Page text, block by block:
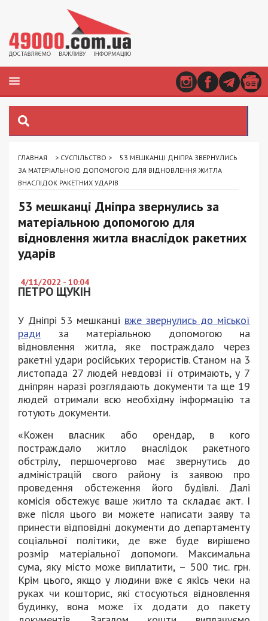
ГЛАВНАЯ > СУСПІЛЬСТВО >
53 МЕШКАНЦІ ДНІПРА ЗВЕРНУЛИСЬ
ЗА МАТЕРІАЛЬНОЮ ДОПОМОГОЮ ДЛЯ ВІДНОВЛЕННЯ ЖИТЛА
ВНАСЛІДОК РАКЕТНИХ УДАРІВ
53 мешканці Дніпра звернулись за
матеріальною допомогою для
відновлення житла внаслідок ракетних
ударів
4/11/2022 - 10:04
ПЕТРО ЩУКІН
У Дніпрі 53 мешканці вже звернулись до міської
ради за матеріальною допомогою на
відновлення житла, яке постраждало через
ракетні удари російських терористів. Станом на 3
листопада 27 людей невдовзі її отримають, у 7
дніпрян наразі розглядають документи та ще 19
людей отримали всю необхідну інформацію та
готують документи.
«Кожен власник або орендар, в кого
постраждало житло внаслідок ракетного
обстрілу, першочергово має звернутись до
адміністрацій свого району із заявою про
проведення обстеження його будівлі. Далі
комісія обстежує ваше житло та складає акт. І
вже після цього ви можете написати заяву та
принести відповідні документи до департаменту
соціальної політики, де вже буде вирішено
розмір матеріальної допомоги. Максимальна
сума, яку місто може виплатити, – 500 тис. грн.
Крім цього, якщо у людини вже є якісь чеки на
руках чи кошторис, які стосуються відновлення
будинку, вона може їх додати до пакету